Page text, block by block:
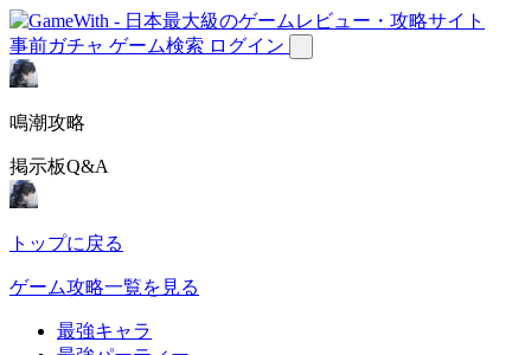
事前ガチャ ゲーム検索 ログイン
鳴潮攻略
掲示板Q&A
トップに戻る
ゲーム攻略一覧を見る
最強キャラ